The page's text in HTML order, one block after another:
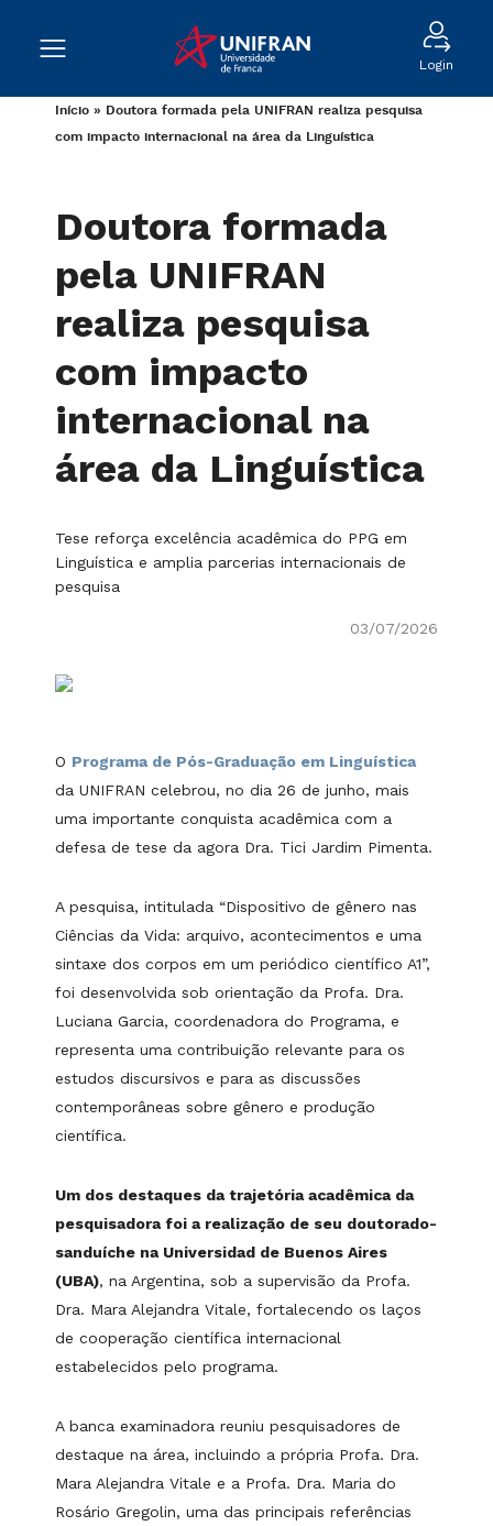
Login
Início » Doutora formada pela UNIFRAN realiza pesquisa
com impacto internacional na área da Linguística
Doutora formada
pela UNIFRAN
realiza pesquisa
com impacto
internacional na
área da Linguística
Tese reforça excelência acadêmica do PPG em
Linguística e amplia parcerias internacionais de
pesquisa
03/07/2026
O Programa de Pós-Graduação em Linguística
da UNIFRAN celebrou, no dia 26 de junho, mais
uma importante conquista acadêmica com a
defesa de tese da agora Dra. Tici Jardim Pimenta.
A pesquisa, intitulada “Dispositivo de gênero nas
Ciências da Vida: arquivo, acontecimentos e uma
sintaxe dos corpos em um periódico científico A1”,
foi desenvolvida sob orientação da Profa. Dra.
Luciana Garcia, coordenadora do Programa, e
representa uma contribuição relevante para os
estudos discursivos e para as discussões
contemporâneas sobre gênero e produção
científica.
Um dos destaques da trajetória acadêmica da
pesquisadora foi a realização de seu doutorado-
sanduíche na Universidad de Buenos Aires
(UBA), na Argentina, sob a supervisão da Profa.
Dra. Mara Alejandra Vitale, fortalecendo os laços
de cooperação científica internacional
estabelecidos pelo programa.
A banca examinadora reuniu pesquisadores de
destaque na área, incluindo a própria Profa. Dra.
Mara Alejandra Vitale e a Profa. Dra. Maria do
Rosário Gregolin, uma das principais referências